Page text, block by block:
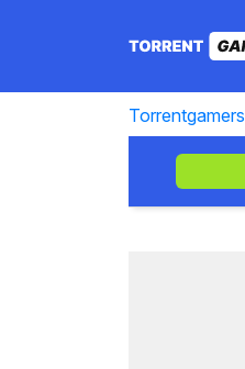
Torrentgamers